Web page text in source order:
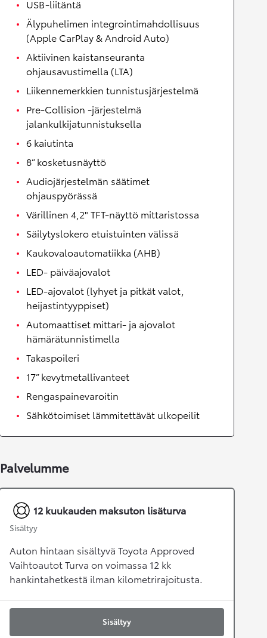
USB-liitäntä
Älypuhelimen integrointimahdollisuus
(Apple CarPlay & Android Auto)
Aktiivinen kaistanseuranta
ohjausavustimella (LTA)
Liikennemerkkien tunnistusjärjestelmä
Pre-Collision -järjestelmä
jalankulkijatunnistuksella
6 kaiutinta
8” kosketusnäyttö
Audiojärjestelmän säätimet
ohjauspyörässä
Värillinen 4,2" TFT-näyttö mittaristossa
Säilytyslokero etuistuinten välissä
Kaukovaloautomatiikka (AHB)
LED- päiväajovalot
LED-ajovalot (lyhyet ja pitkät valot,
heijastintyyppiset)
Automaattiset mittari- ja ajovalot
hämärätunnistimella
Takaspoileri
17” kevytmetallivanteet
Rengaspainevaroitin
Sähkötoimiset lämmitettävät ulkopeilit
Palvelumme
12 kuukauden maksuton lisäturva
Sisältyy
Auton hintaan sisältyvä Toyota Approved
Vaihtoautot Turva on voimassa 12 kk
hankintahetkestä ilman kilometrirajoitusta.
Sisältyy